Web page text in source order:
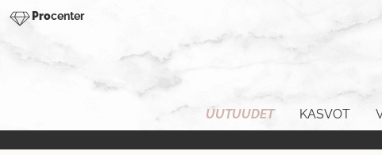
Procenter
UUTUUDET KASVOT